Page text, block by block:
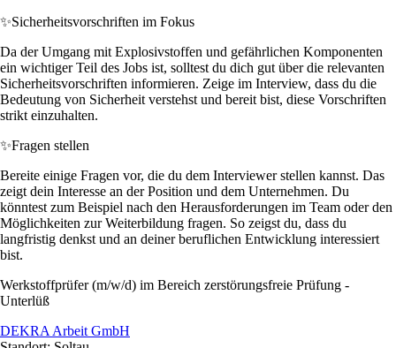
✨Sicherheitsvorschriften im Fokus
Da der Umgang mit Explosivstoffen und gefährlichen Komponenten
ein wichtiger Teil des Jobs ist, solltest du dich gut über die relevanten
Sicherheitsvorschriften informieren. Zeige im Interview, dass du die
Bedeutung von Sicherheit verstehst und bereit bist, diese Vorschriften
strikt einzuhalten.
✨Fragen stellen
Bereite einige Fragen vor, die du dem Interviewer stellen kannst. Das
zeigt dein Interesse an der Position und dem Unternehmen. Du
könntest zum Beispiel nach den Herausforderungen im Team oder den
Möglichkeiten zur Weiterbildung fragen. So zeigst du, dass du
langfristig denkst und an deiner beruflichen Entwicklung interessiert
bist.
Werkstoffprüfer (m/w/d) im Bereich zerstörungsfreie Prüfung -
Unterlüß
DEKRA Arbeit GmbH